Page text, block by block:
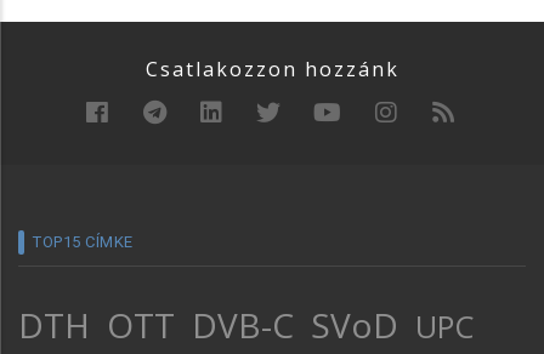
Csatlakozzon hozzánk
TOP15 CÍMKE
DTH OTT DVB-C SVoD UPC